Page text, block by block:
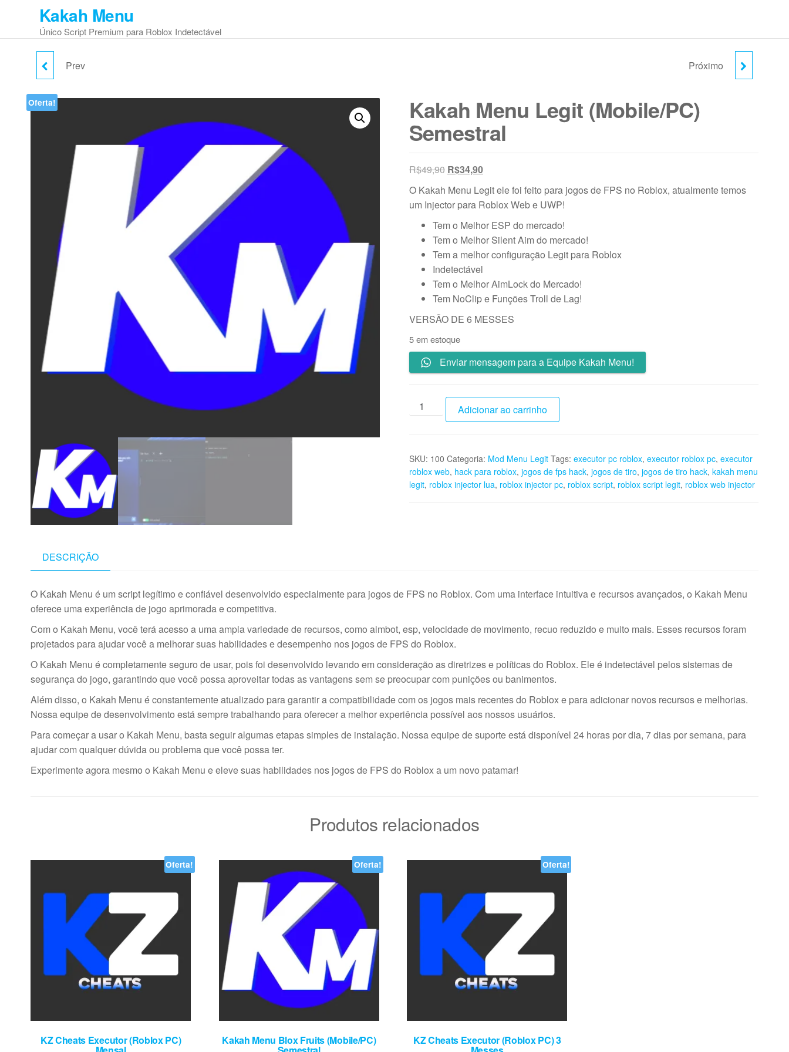
the
Kakah Menu
Único Script Premium para Roblox Indetectável
KAKAH MENU BLOX
Prev KAKAH MENUPróximo
Oferta! Kakah Menu Legit (Mobile/PC)
Semestral
R$49,90 O
preço
original
era:
R$49,90.
R$34,90O
preço
atual
é:
R$34,90.
O Kakah Menu Legit ele foi feito para jogos de FPS no Roblox, atualmente temos
um Injector para Roblox Web e UWP!
Tem o Melhor ESP do mercado!
Tem o Melhor Silent Aim do mercado!
Tem a melhor configuração Legit para Roblox
Indetectável
Tem o Melhor AimLock do Mercado!
Tem NoClip e Funções Troll de Lag!
VERSÃO DE 6 MESSES
5 em estoque
Enviar mensagem para a Equipe Kakah Menu!
Kakah
Menu
Semestral
quantidade
Adicionar ao carrinho
SKU: 100 Categoria: Mod Menu Legit Tags: executor pc roblox, executor roblox pc, executor
roblox web, hack para roblox, jogos de fps hack, jogos de tiro, jogos de tiro hack, kakah menu
legit, roblox injector lua, roblox injector pc, roblox script, roblox script legit, roblox web injector
DESCRIÇÃO
O Kakah Menu é um script legítimo e confiável desenvolvido especialmente para jogos de FPS no Roblox. Com uma interface intuitiva e recursos avançados, o Kakah Menu
oferece uma experiência de jogo aprimorada e competitiva.
Com o Kakah Menu, você terá acesso a uma ampla variedade de recursos, como aimbot, esp, velocidade de movimento, recuo reduzido e muito mais. Esses recursos foram
projetados para ajudar você a melhorar suas habilidades e desempenho nos jogos de FPS do Roblox.
O Kakah Menu é completamente seguro de usar, pois foi desenvolvido levando em consideração as diretrizes e políticas do Roblox. Ele é indetectável pelos sistemas de
segurança do jogo, garantindo que você possa aproveitar todas as vantagens sem se preocupar com punições ou banimentos.
Além disso, o Kakah Menu é constantemente atualizado para garantir a compatibilidade com os jogos mais recentes do Roblox e para adicionar novos recursos e melhorias.
Nossa equipe de desenvolvimento está sempre trabalhando para oferecer a melhor experiência possível aos nossos usuários.
Para começar a usar o Kakah Menu, basta seguir algumas etapas simples de instalação. Nossa equipe de suporte está disponível 24 horas por dia, 7 dias por semana, para
ajudar com qualquer dúvida ou problema que você possa ter.
Experimente agora mesmo o Kakah Menu e eleve suas habilidades nos jogos de FPS do Roblox a um novo patamar!
Produtos relacionados
Oferta!
KZ Cheats Executor (Roblox PC)
Oferta!
Kakah Menu Blox Fruits (Mobile/PC)
Oferta!
KZ Cheats Executor (Roblox PC) 3